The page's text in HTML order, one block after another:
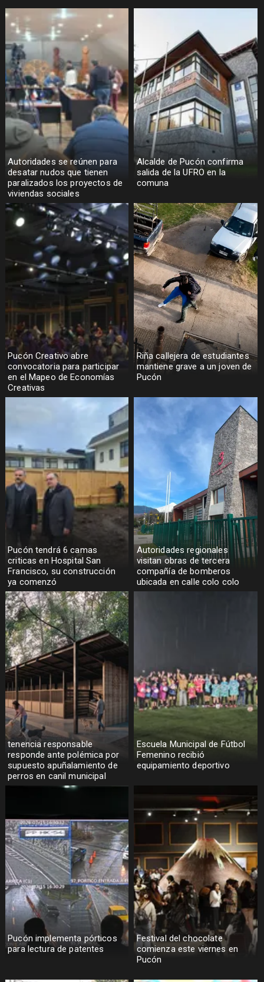
Autoridades se reúnen para
desatar nudos que tienen
paralizados los proyectos de
viviendas sociales
Alcalde de Pucón confirma
salida de la UFRO en la
comuna
Pucón Creativo abre
convocatoria para participar
en el Mapeo de Economías
Creativas
Riña callejera de estudiantes
mantiene grave a un joven de
Pucón
Pucón tendrá 6 camas
criticas en Hospital San
Francisco, su construcción
ya comenzó
Autoridades regionales
visitan obras de tercera
compañía de bomberos
ubicada en calle colo colo
tenencia responsable
responde ante polémica por
supuesto apuñalamiento de
perros en canil municipal
Escuela Municipal de Fútbol
Femenino recibió
equipamiento deportivo
Pucón implementa pórticos
para lectura de patentes
Festival del chocolate
comienza este viernes en
Pucón